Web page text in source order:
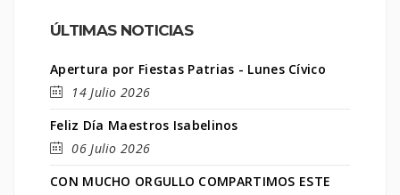
ÚLTIMAS NOTICIAS
Apertura por Fiestas Patrias - Lunes Cívico
14 Julio 2026
Feliz Día Maestros Isabelinos
06 Julio 2026
CON MUCHO ORGULLO COMPARTIMOS ESTE